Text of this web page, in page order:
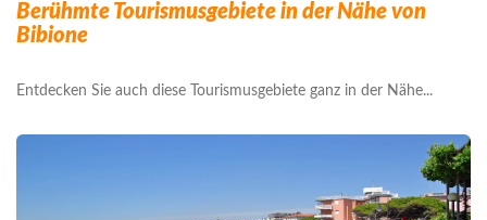
Berühmte Tourismusgebiete in der Nähe von
Bibione
Entdecken Sie auch diese Tourismusgebiete ganz in der Nähe...